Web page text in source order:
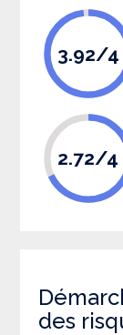
3.92/4
2.72/4
des